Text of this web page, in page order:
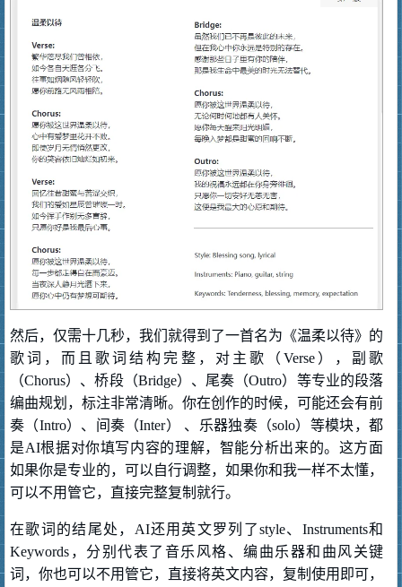
然后，仅需十几秒，我们就得到了一首名为《温柔以待》的
歌词，而且歌词结构完整，对主歌（Verse），副歌
（Chorus）、桥段（Bridge）、尾奏（Outro）等专业的段落
编曲规划，标注非常清晰。你在创作的时候，可能还会有前
奏（Intro）、间奏（Inter） 、乐器独奏（solo）等模块，都
是AI根据对你填写内容的理解，智能分析出来的。这方面
如果你是专业的，可以自行调整，如果你和我一样不太懂，
可以不用管它，直接完整复制就行。
在歌词的结尾处，AI还用英文罗列了style、Instruments和
Keywords，分别代表了音乐风格、编曲乐器和曲风关键
词，你也可以不用管它，直接将英文内容，复制使用即可，